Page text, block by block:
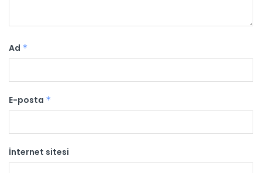
Ad *
E-posta *
İnternet sitesi